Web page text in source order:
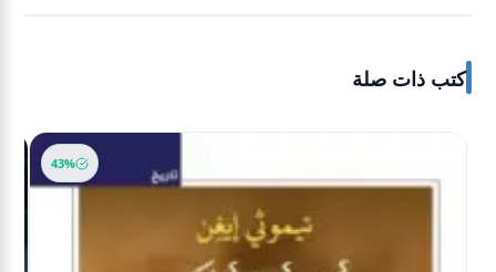
كتب ذات صلة
43%